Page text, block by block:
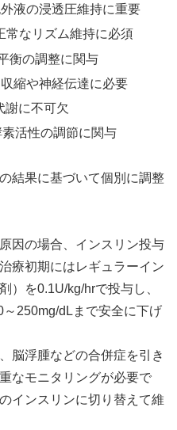
外液の浸透圧維持に重要
常なリズム維持に必須
衡の調整に関与
収縮や神経伝達に必要
謝に不可欠
素活性の調節に関与
結果に基づいて個別に調整
因の場合、インスリン投与
療初期にはレギュラーイン
）を0.1U/kg/hrで投与し、
250mg/dLまで安全に下げ
脳浮腫などの合併症を引き
なモニタリングが必要で
インスリンに切り替えて維